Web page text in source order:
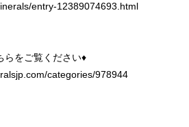
entry-12389074693.html
らをご覧ください♦️
categories/978944